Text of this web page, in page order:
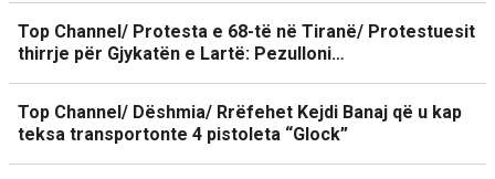
Top Channel/ Protesta e 68-të në Tiranë/ Protestuesit
thirrje për Gjykatën e Lartë: Pezulloni…
Top Channel/ Dëshmia/ Rrëfehet Kejdi Banaj që u kap
teksa transportonte 4 pistoleta “Glock”